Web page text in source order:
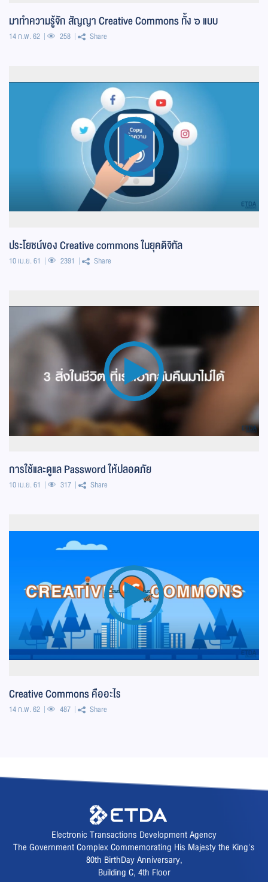
มาทำความรู้จัก สัญญา Creative Commons ทั้ง ๖ แบบ
14 ก.พ. 62 258 Share
ประโยชน์ของ Creative commons ในยุคดิจิทัล
10 เม.ย. 61 2391 Share
การใช้และดูแล Password ให้ปลอดภัย
10 เม.ย. 61 317 Share
Creative Commons คืออะไร
14 ก.พ. 62 487 Share
Electronic Transactions Development Agency
The Government Complex Commemorating His Majesty the King's
80th BirthDay Anniversary,
Building C, 4th Floor